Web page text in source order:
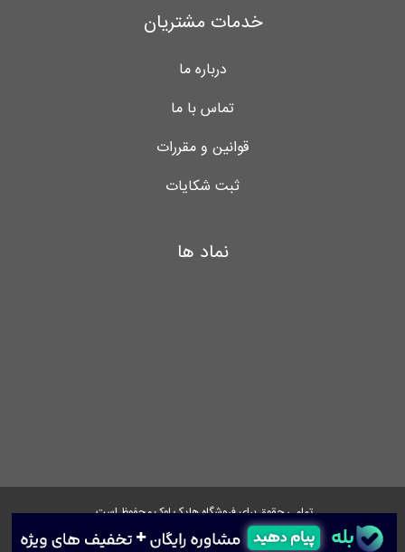
خدمات مشتریان
درباره ما
تماس با ما
قوانین و مقررات
ثبت شکایات
نماد ها
تمامی حقوق برای فروشگاه هایک لوک محفوظ است.
Facebook
Instagram